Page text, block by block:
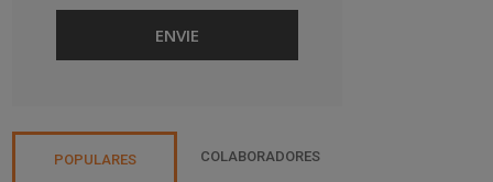
POPULARES COLABORADORES